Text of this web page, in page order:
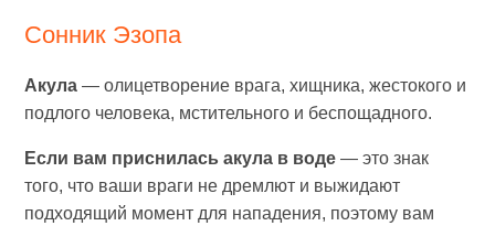
Сонник Эзопа
Акула — олицетворение врага, хищника, жестокого и
подлого человека, мстительного и беспощадного.
Если вам приснилась акула в воде — это знак
того, что ваши враги не дремлют и выжидают
подходящий момент для нападения, поэтому вам